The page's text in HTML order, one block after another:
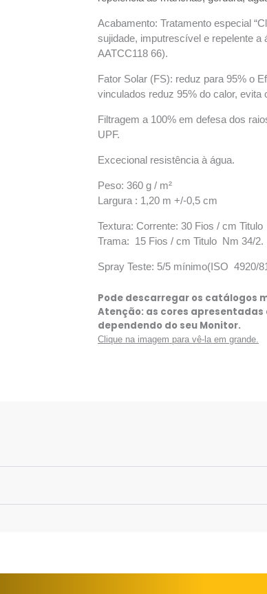
Acabamento: Tratamento especial
sujidade, imputrescível e repelente a
AATCC118 66).
Fator Solar (FS): reduz para 95% o
vinculados reduz 95% do calor, evita
Filtragem a 100% em defesa dos
UPF.
Excecional resistência à água.
Peso: 360 g / m²
Largura : 1,20 m +/-0,5 cm
Textura: Corrente: 30 Fios / cm
Trama: 15 Fios / cm Titulo Nm 34/2.
Spray Teste: 5/5 mínimo(ISO 4920/
Pode descarregar os catálogos
Atenção: as cores
dependendo do seu Monitor.
Clique na imagem para vê-la em grande.